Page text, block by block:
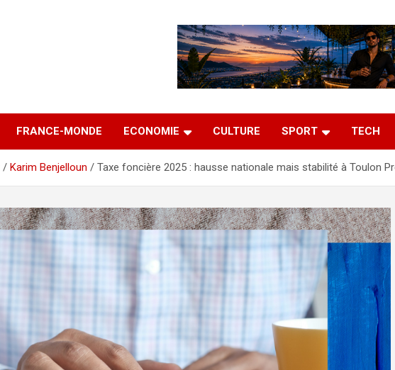
FRANCE-MONDE ECONOMIE CULTURE SPORT TECH
Karim Benjelloun Taxe foncière 2025 : hausse nationale mais stabilité à Toulon